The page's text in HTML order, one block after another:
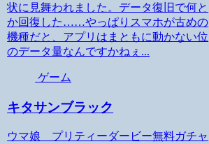
状に見舞われました。データ復旧で何と
か回復した……やっぱりスマホが古めの
機種だと、アプリはまともに動かない位
のデータ量なんですかねぇ...
ゲーム
キタサンブラック
ウマ娘 プリティーダービー無料ガチャ